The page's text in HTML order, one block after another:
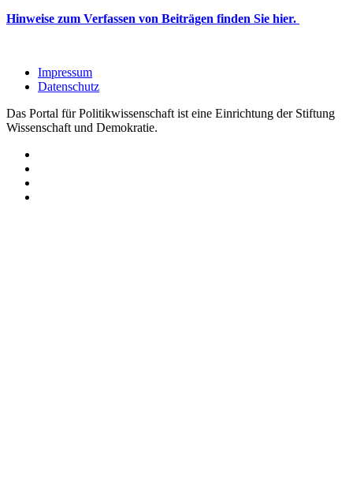
Hinweise zum Verfassen von Beiträgen finden Sie hier.
Impressum
Datenschutz
Das Portal für Politikwissenschaft ist eine Einrichtung der Stiftung
Wissenschaft und Demokratie.